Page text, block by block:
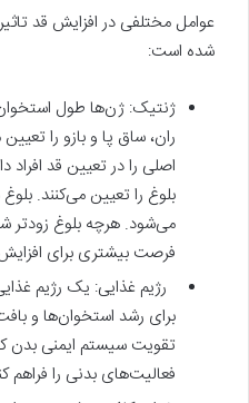
عوامل مختلفی در افزایش قد
شده است:
ژنتیک: ژن‌ها طول
ران، ساق پا و بازو را
اصلی را در تعیین قد افراد
بلوغ را تعیین می‌کنند.
می‌شود. هرچه بلوغ زودتر
فرصت بیشتری برای
رژیم غذایی: یک رژیم
برای رشد استخوان‌ها و
تقویت سیستم ایمنی بدن
فعالیت‌های بدنی را فراهم